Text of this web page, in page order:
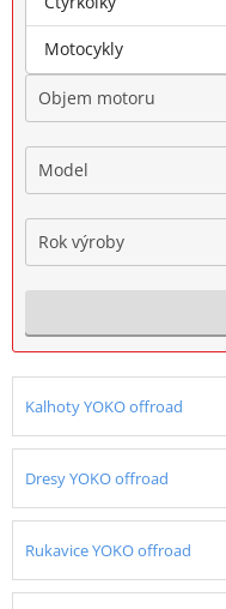
Značka
Objem motoru
Model
Rok výroby
Kalhoty YOKO offroad
Dresy YOKO offroad
Rukavice YOKO offroad
Motocykly